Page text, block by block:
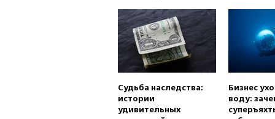
Судьба наследства:
истории
удивительных
Бизнес
воду: